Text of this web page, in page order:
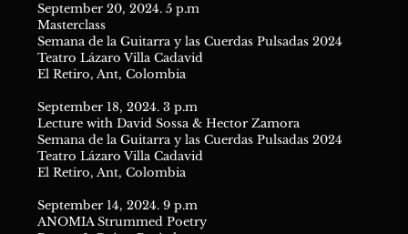
September 20, 2024. 5 p.m
Masterclass
Semana de la Guitarra y las Cuerdas Pulsadas 2024
Teatro Lázaro Villa Cadavid
El Retiro, Ant, Colombia
September 18, 2024. 3 p.m
Lecture with David Sossa & Hector Zamora
Semana de la Guitarra y las Cuerdas Pulsadas 2024
Teatro Lázaro Villa Cadavid
El Retiro, Ant, Colombia
September 14, 2024. 9 p.m
ANOMIA Strummed Poetry